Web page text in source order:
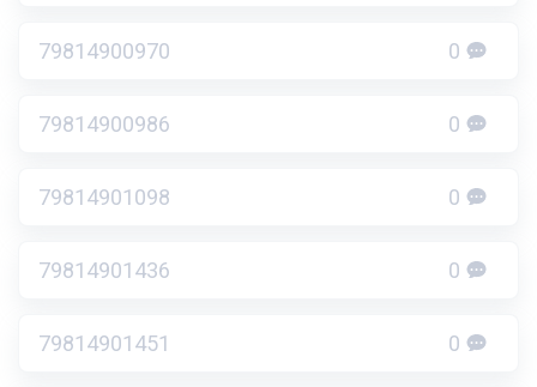
79814900970 0
79814900986 0
79814901098 0
79814901436 0
79814901451 0